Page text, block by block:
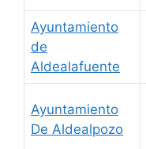
Ayuntamiento
de
Aldealafuente
Ayuntamiento
De Aldealpozo